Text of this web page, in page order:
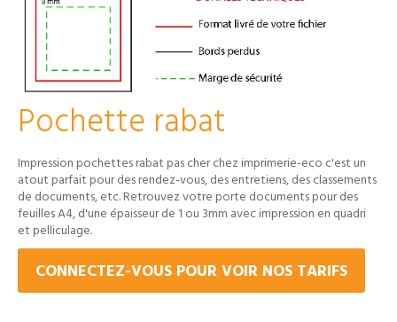
Pochette rabat
Impression pochettes rabat pas cher chez imprimerie-eco c'est un
atout parfait pour des rendez-vous, des entretiens, des classements
de documents, etc. Retrouvez votre porte documents pour des
feuilles A4, d'une épaisseur de 1 ou 3mm avec impression en quadri
et pelliculage.
CONNECTEZ-VOUS POUR VOIR NOS TARIFS